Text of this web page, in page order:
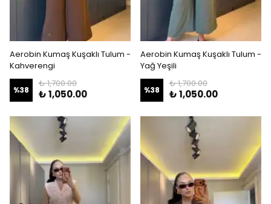
Aerobin Kumaş Kuşaklı Tulum -
Kahverengi
%38
₺ 1,700.00
₺ 1,050.00
Aerobin Kumaş Kuşaklı Tulum -
Yağ Yeşili
%38
₺ 1,700.00
₺ 1,050.00